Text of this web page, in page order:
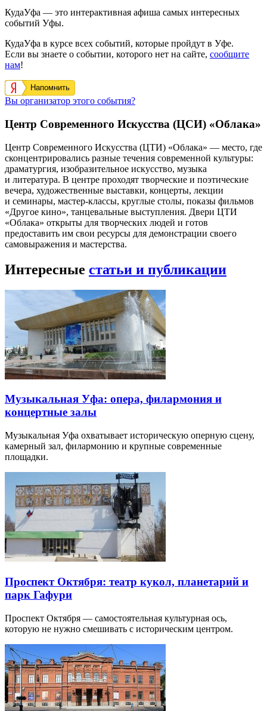
КудаУфа — это интерактивная афиша самых интересных
событий Уфы.
КудаУфа в курсе всех событий, которые пройдут в Уфе.
Если вы знаете о событии, которого нет на сайте, сообщите
нам!
Напомнить
Вы организатор этого события?
Центр Современного Искусства (ЦСИ) «Облака»
Центр Современного Искусства (ЦТИ) «Облака» — место, где
сконцентрировались разные течения современной культуры:
драматургия, изобразительное искусство, музыка
и литература. В центре проходят творческие и поэтические
вечера, художественные выставки, концерты, лекции
и семинары, мастер-классы, круглые столы, показы фильмов
«Другое кино», танцевальные выступления. Двери ЦТИ
«Облака» открыты для творческих людей и готов
предоставить им свои ресурсы для демонстрации своего
самовыражения и мастерства.
Интересные статьи и публикации
Музыкальная Уфа: опера, филармония и
концертные залы
Музыкальная Уфа охватывает историческую оперную сцену,
камерный зал, филармонию и крупные современные
площадки.
Проспект Октября: театр кукол, планетарий и
парк Гафури
Проспект Октября — самостоятельная культурная ось,
которую не нужно смешивать с историческим центром.